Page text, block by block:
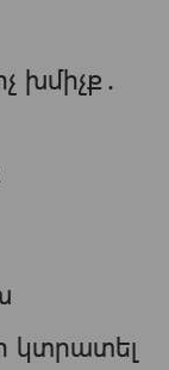
խմիչք․
կտրատել